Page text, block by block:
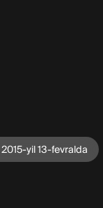
2015-yil 13-fevralda